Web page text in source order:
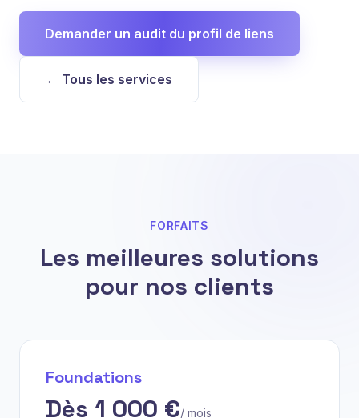
Demander un audit du profil de liens
← Tous les services
FORFAITS
Les meilleures solutions
pour nos clients
Foundations
Dès 1 000 €/ mois